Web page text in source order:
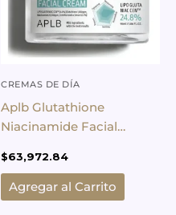
CREMAS DE DÍA
Aplb Glutathione
Niacinamide Facial
$63,972.84
Agregar al Carrito